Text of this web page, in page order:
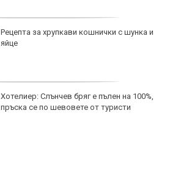
Рецепта за хрупкави кошнички с шунка и
яйце
Хотелиер: Слънчев бряг е пълен на 100%,
пръска се по шевовете от туристи